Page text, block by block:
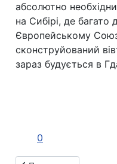
абсолютно
на Сибірі, ​​де
Європейському
сконструйований
зараз будується в
0